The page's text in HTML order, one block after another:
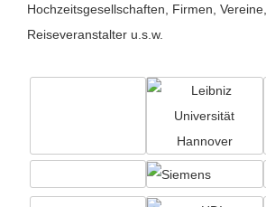
Hochzeitsgesellschaften, Firmen,
Reiseveranstalter u.s.w.